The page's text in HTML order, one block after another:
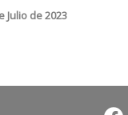
Julio de 2023